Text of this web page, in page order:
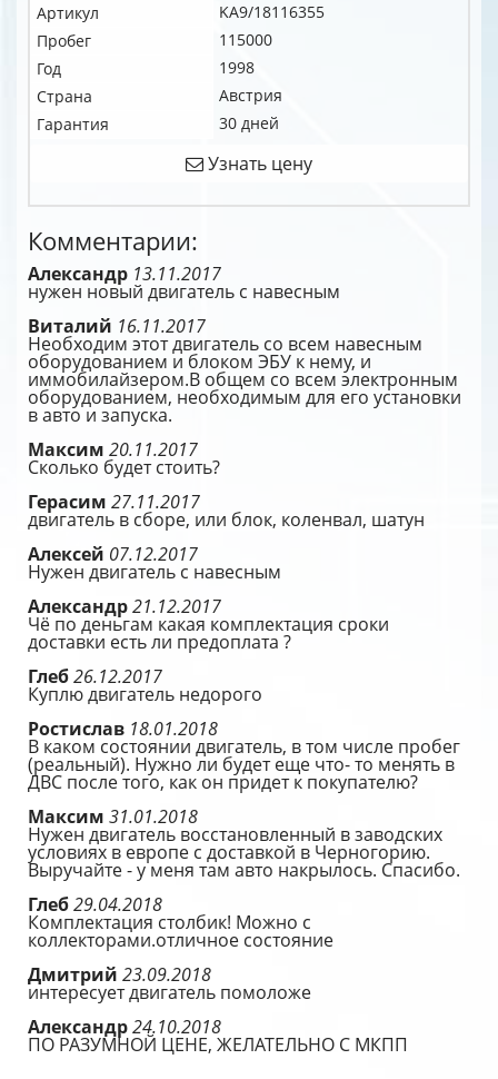
Артикул
KA9/18116355
Пробег
115000
Год
1998
Страна
Австрия
Гарантия
30 дней
Узнать цену
Комментарии:
Александр 13.11.2017
нужен новый двигатель с навесным
Виталий 16.11.2017
Необходим этот двигатель со всем навесным
оборудованием и блоком ЭБУ к нему, и
иммобилайзером.В общем со всем электронным
оборудованием, необходимым для его установки
в авто и запуска.
Максим 20.11.2017
Сколько будет стоить?
Герасим 27.11.2017
двигатель в сборе, или блок, коленвал, шатун
Алексей 07.12.2017
Нужен двигатель с навесным
Александр21.12.2017
Чё по деньгам какая комплектация сроки
доставки есть ли предоплата ?
Глеб26.12.2017
Куплю двигатель недорого
Ростислав 18.01.2018
В каком состоянии двигатель, в том числе пробег
(реальный). Нужно ли будет еще что- то менять в
ДВС после того, как он придет к покупателю?
Максим 31.01.2018
Нужен двигатель восстановленный в заводских
условиях в европе с доставкой в Черногорию.
Выручайте - у меня там авто накрылось. Спасибо.
Глеб29.04.2018
Комплектация столбик! Можно с
коллекторами.отличное состояние
Дмитрий 23.09.2018
интересует двигатель помоложе
Александр24.10.2018
ПО РАЗУМНОЙ ЦЕНЕ, ЖЕЛАТЕЛЬНО С МКПП